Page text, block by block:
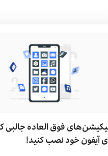
فوق العاده جالبی
آیفون خود نصب کنید!